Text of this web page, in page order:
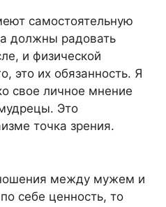
самостоятельную
должны радовать
и физической
это их обязанность. Я
свое личное мнение
Это
точка зрения.
между мужем и
себе ценность, то